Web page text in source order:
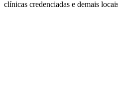
clínicas credenciadas e demais